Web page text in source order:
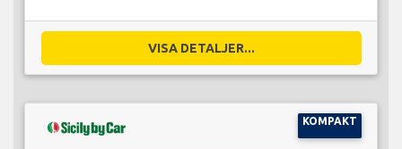
VISA DETALJER...
KOMPAKT